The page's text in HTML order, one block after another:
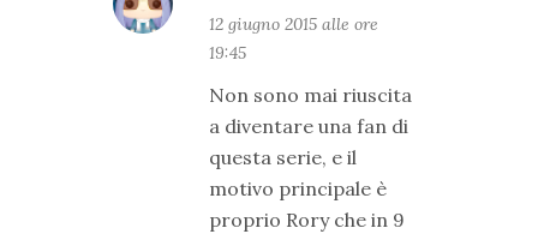
12 giugno 2015 alle ore
19:45
Non sono mai riuscita
a diventare una fan di
questa serie, e il
motivo principale è
proprio Rory che in 9